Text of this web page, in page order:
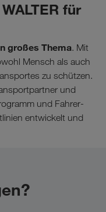
für
großes Thema. Mit
Mensch als auch
zu schützen.
und
und Fahrer-
entwickelt und